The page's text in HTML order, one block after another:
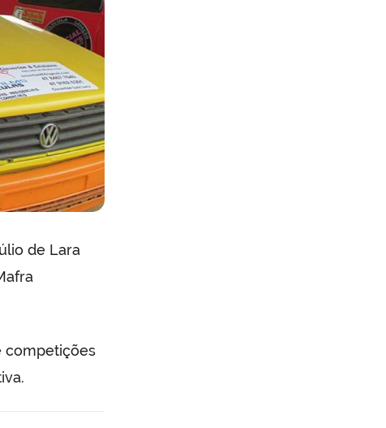
de Lara
competições